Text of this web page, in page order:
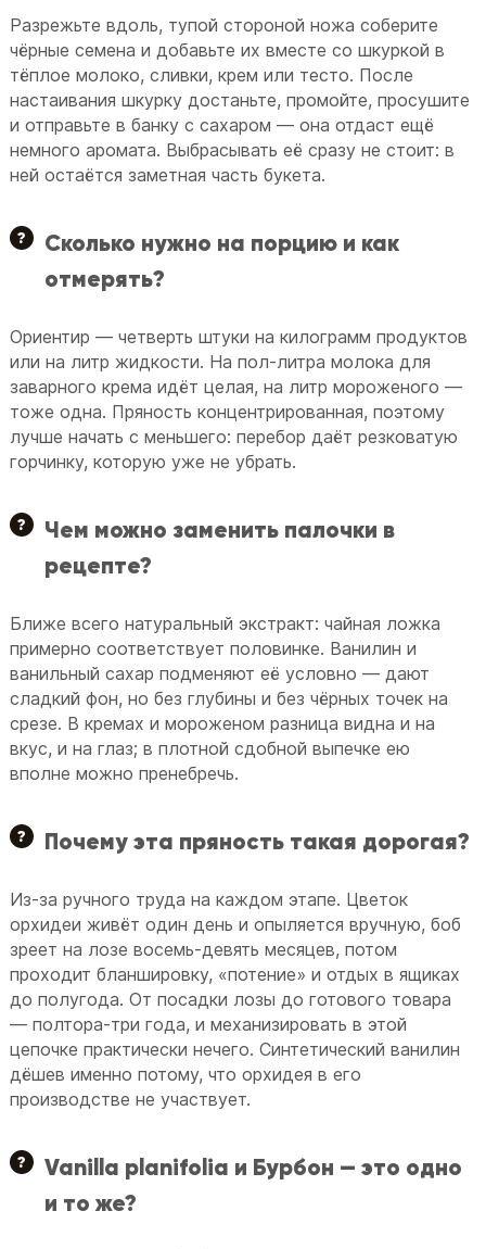
Разрежьте вдоль, тупой стороной ножа соберите
чёрные семена и добавьте их вместе со шкуркой в
тёплое молоко, сливки, крем или тесто. После
настаивания шкурку достаньте, промойте, просушите
и отправьте в банку с сахаром — она отдаст ещё
немного аромата. Выбрасывать её сразу не стоит: в
ней остаётся заметная часть букета.
Сколько нужно на порцию и как
отмерять?
Ориентир — четверть штуки на килограмм продуктов
или на литр жидкости. На пол-литра молока для
заварного крема идёт целая, на литр мороженого —
тоже одна. Пряность концентрированная, поэтому
лучше начать с меньшего: перебор даёт резковатую
горчинку, которую уже не убрать.
Чем можно заменить палочки в
рецепте?
Ближе всего натуральный экстракт: чайная ложка
примерно соответствует половинке. Ванилин и
ванильный сахар подменяют её условно — дают
сладкий фон, но без глубины и без чёрных точек на
срезе. В кремах и мороженом разница видна и на
вкус, и на глаз; в плотной сдобной выпечке ею
вполне можно пренебречь.
Почему эта пряность такая дорогая?
Из-за ручного труда на каждом этапе. Цветок
орхидеи живёт один день и опыляется вручную, боб
зреет на лозе восемь-девять месяцев, потом
проходит бланшировку, «потение» и отдых в ящиках
до полугода. От посадки лозы до готового товара
— полтора-три года, и механизировать в этой
цепочке практически нечего. Синтетический ванилин
дёшев именно потому, что орхидея в его
производстве не участвует.
Vanilla planifolia и Бурбон — это одно
и то же?